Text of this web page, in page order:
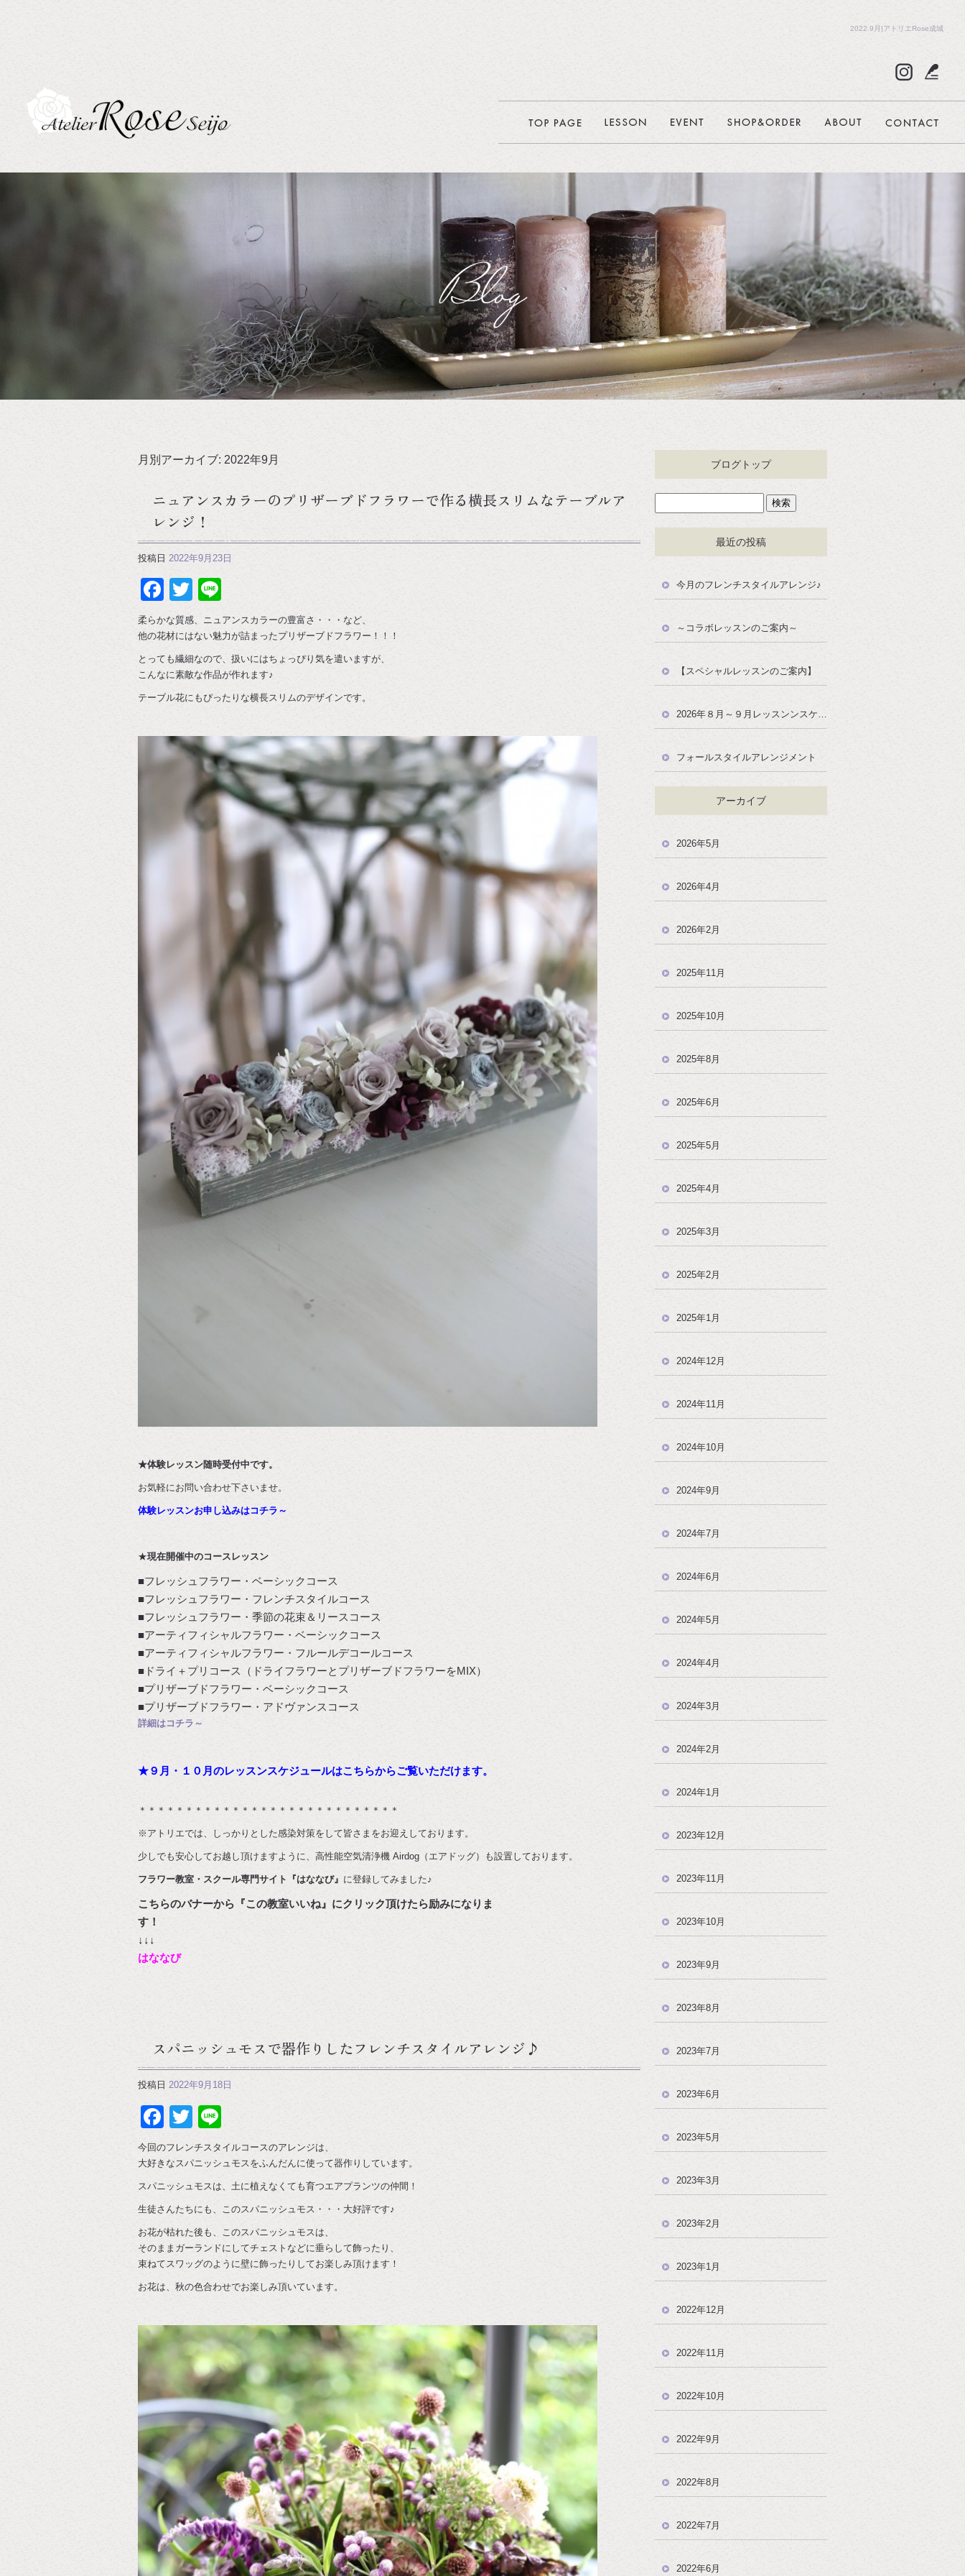
2022 9月|アトリエRose成城
月別アーカイブ: 2022年9月
ニュアンスカラーのプリザーブドフラワーで作る横長スリムなテーブルア
レンジ！
投稿日 2022年9月23日
Facebook
Twitter
柔らかな質感、ニュアンスカラーの豊富さ・・・など、
他の花材にはない魅力が詰まったプリザーブドフラワー！！！
とっても繊細なので、扱いにはちょっぴり気を遣いますが、
こんなに素敵な作品が作れます♪
テーブル花にもぴったりな横長スリムのデザインです。
★体験レッスン随時受付中です。
お気軽にお問い合わせ下さいませ。
体験レッスンお申し込みはコチラ～
★現在開催中のコースレッスン
■フレッシュフラワー・ベーシックコース
■フレッシュフラワー・フレンチスタイルコース
■フレッシュフラワー・季節の花束＆リースコース
■アーティフィシャルフラワー・ベーシックコース
■アーティフィシャルフラワー・フルールデコールコース
■ドライ＋プリコース（ドライフラワーとプリザーブドフラワーをMIX）
■プリザーブドフラワー・ベーシックコース
■プリザーブドフラワー・アドヴァンスコース
詳細はコチラ～
★９月・１０月のレッスンスケジュールはこちらからご覧いただけます。
＊＊＊＊＊＊＊＊＊＊＊＊＊＊＊＊＊＊＊＊＊＊＊＊＊＊＊＊
※アトリエでは、しっかりとした感染対策をして皆さまをお迎えしております。
少しでも安心してお越し頂けますように、高性能空気清浄機 Airdog（エアドッグ）も設置しております。
フラワー教室・スクール専門サイト『はななび』 に登録してみました♪
こちらのバナーから『この教室いいね』にクリック頂けたら励みになりま
す！
↓↓↓
はななび
スパニッシュモスで器作りしたフレンチスタイルアレンジ♪
投稿日 2022年9月18日
Facebook
Twitter
今回のフレンチスタイルコースのアレンジは、
大好きなスパニッシュモスをふんだんに使って器作りしています。
スパニッシュモスは、土に植えなくても育つエアプランツの仲間！
生徒さんたちにも、このスパニッシュモス・・・大好評です♪
お花が枯れた後も、このスパニッシュモスは、
そのままガーランドにしてチェストなどに垂らして飾ったり、
束ねてスワッグのように壁に飾ったりしてお楽しみ頂けます！
お花は、秋の色合わせでお楽しみ頂いています。
ブログトップ
最近の投稿
今月のフレンチスタイルアレンジ♪
～コラボレッスンのご案内～
【スペシャルレッスンのご案内】
フォールスタイルアレンジメント
アーカイブ
2026年5月
2026年4月
2026年2月
2025年11月
2025年10月
2025年8月
2025年6月
2025年5月
2025年4月
2025年3月
2025年2月
2025年1月
2024年12月
2024年11月
2024年10月
2024年9月
2024年7月
2024年6月
2024年5月
2024年4月
2024年3月
2024年2月
2024年1月
2023年12月
2023年11月
2023年10月
2023年9月
2023年8月
2023年7月
2023年6月
2023年5月
2023年3月
2023年2月
2023年1月
2022年12月
2022年11月
2022年10月
2022年9月
2022年8月
2022年7月
2022年6月